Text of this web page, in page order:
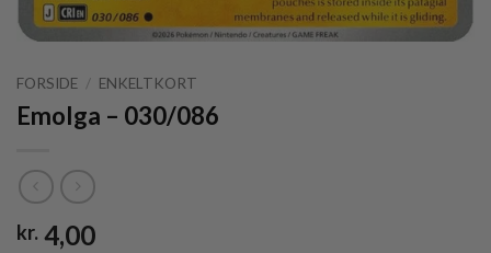
FORSIDE / ENKELTKORT
Emolga – 030/086
kr. 4,00